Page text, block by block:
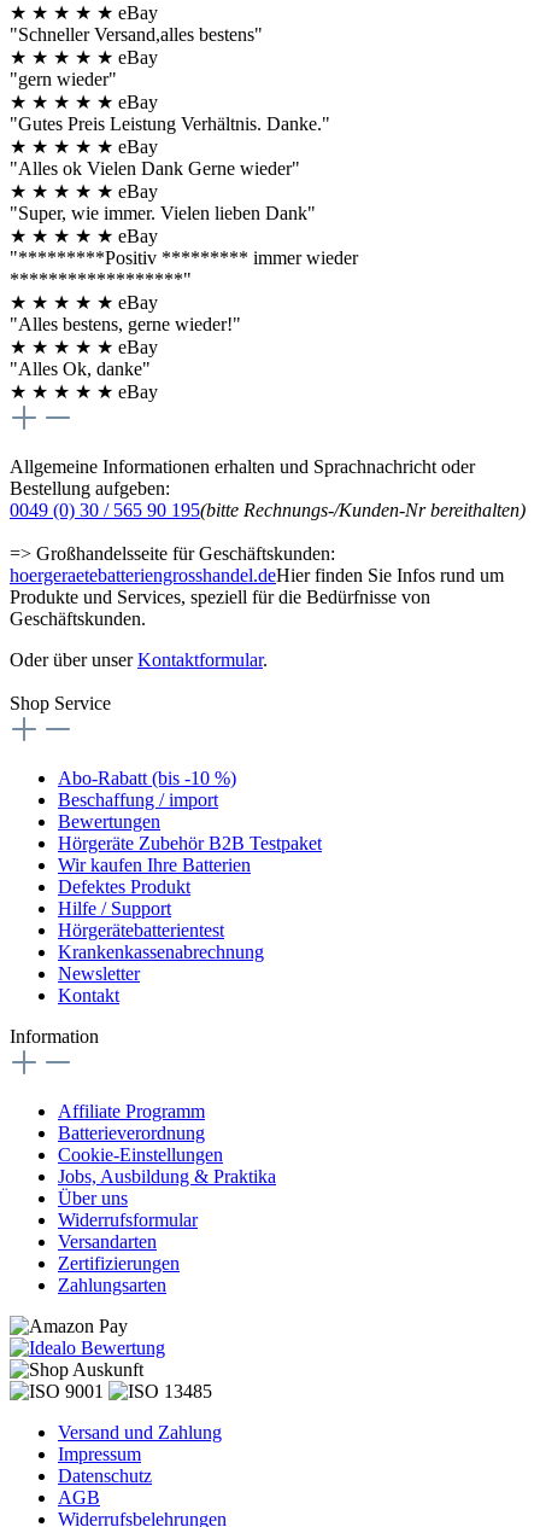
★ ★ ★ ★ ★ eBay
"Schneller Versand,alles bestens"
★ ★ ★ ★ ★ eBay
"gern wieder"
★ ★ ★ ★ ★ eBay
"Gutes Preis Leistung Verhältnis. Danke."
★ ★ ★ ★ ★ eBay
"Alles ok Vielen Dank Gerne wieder"
★ ★ ★ ★ ★ eBay
"Super, wie immer. Vielen lieben Dank"
★ ★ ★ ★ ★ eBay
"*********Positiv ********* immer wieder
******************"
★ ★ ★ ★ ★ eBay
"Alles bestens, gerne wieder!"
★ ★ ★ ★ ★ eBay
"Alles Ok, danke"
★ ★ ★ ★ ★ eBay
Allgemeine Informationen erhalten und Sprachnachricht oder
Bestellung aufgeben:
0049 (0) 30 / 565 90 195(bitte Rechnungs-/Kunden-Nr bereithalten)
=> Großhandelsseite für Geschäftskunden:
hoergeraetebatteriengrosshandel.deHier finden Sie Infos rund um
Produkte und Services, speziell für die Bedürfnisse von
Geschäftskunden.
Oder über unserKontaktformular.
Shop Service
Abo-Rabatt (bis -10 %)
Beschaffung / import
Bewertungen
Hörgeräte Zubehör B2B Testpaket
Wir kaufen Ihre Batterien
Defektes Produkt
Hilfe / Support
Hörgerätebatterientest
Krankenkassenabrechnung
Newsletter
Kontakt
Information
Affiliate Programm
Batterieverordnung
Cookie-Einstellungen
Jobs, Ausbildung & Praktika
Über uns
Widerrufsformular
Versandarten
Zertifizierungen
Zahlungsarten
Versand und Zahlung
Impressum
Datenschutz
AGB
Widerrufsbelehrungen